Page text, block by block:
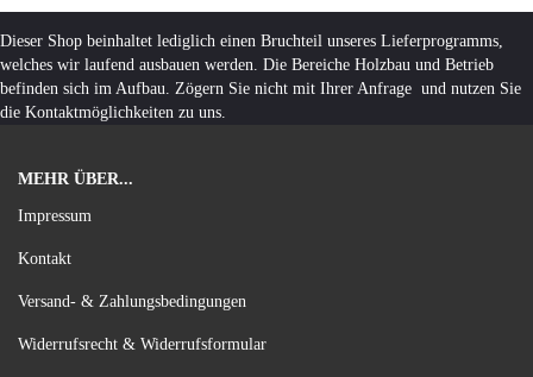
Dieser Shop beinhaltet lediglich einen Bruchteil unseres Lieferprogramms,
welches wir laufend ausbauen werden. Die Bereiche Holzbau und Betrieb
befinden sich im Aufbau. Zögern Sie nicht mit Ihrer Anfrage und nutzen Sie
die Kontaktmöglichkeiten zu uns.
MEHR ÜBER...
Impressum
Kontakt
Versand- & Zahlungsbedingungen
Widerrufsrecht & Widerrufsformular